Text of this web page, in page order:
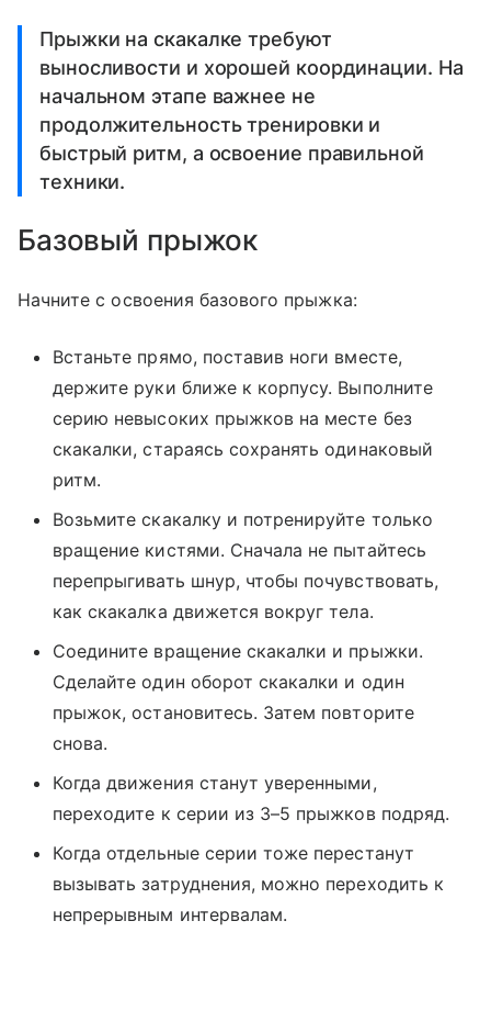
Прыжки на скакалке требуют
выносливости и хорошей координации. На
начальном этапе важнее не
продолжительность тренировки и
быстрый ритм, а освоение правильной
техники.
Базовый прыжок
Начните с освоения базового прыжка:
Встаньте прямо, поставив ноги вместе,
держите руки ближе к корпусу. Выполните
серию невысоких прыжков на месте без
скакалки, стараясь сохранять одинаковый
ритм.
Возьмите скакалку и потренируйте только
вращение кистями. Сначала не пытайтесь
перепрыгивать шнур, чтобы почувствовать,
как скакалка движется вокруг тела.
Соедините вращение скакалки и прыжки.
Сделайте один оборот скакалки и один
прыжок, остановитесь. Затем повторите
снова.
Когда движения станут уверенными,
переходите к серии из 3–5 прыжков подряд.
Когда отдельные серии тоже перестанут
вызывать затруднения, можно переходить к
непрерывным интервалам.